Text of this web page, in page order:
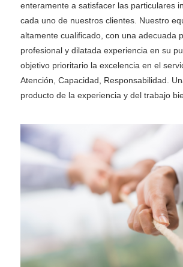
enteramente a satisfacer las particulares
cada uno de nuestros clientes. Nuestro
altamente cualificado, con una adecuada
profesional y dilatada experiencia en su
objetivo prioritario la excelencia en el
Atención, Capacidad, Responsabilidad.
producto de la experiencia y del trabajo